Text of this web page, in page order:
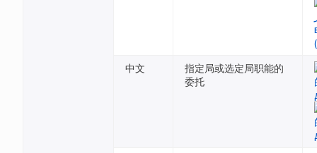
中文
指定局或选定局职能的
委托